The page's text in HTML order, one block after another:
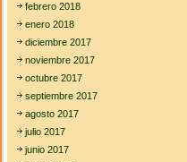
febrero 2018
enero 2018
diciembre 2017
noviembre 2017
octubre 2017
septiembre 2017
agosto 2017
julio 2017
junio 2017